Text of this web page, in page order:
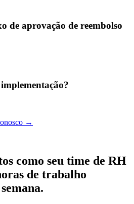
de aprovação de reembolso
→
como seu time de RH
de trabalho